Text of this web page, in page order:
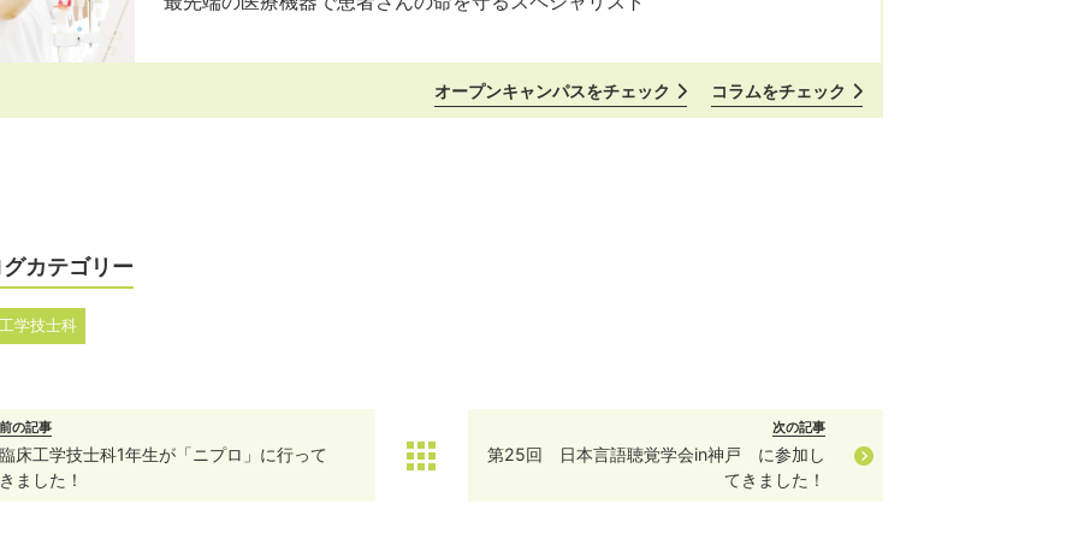
オープンキャンパスをチェック コラムをチェック
カテゴリー
学技士科
前の記事
臨床工学技士科1年生が「ニプロ」に行って
きました！
次の記事
第25回 日本言語聴覚学会in神戸 に参加し
てきました！